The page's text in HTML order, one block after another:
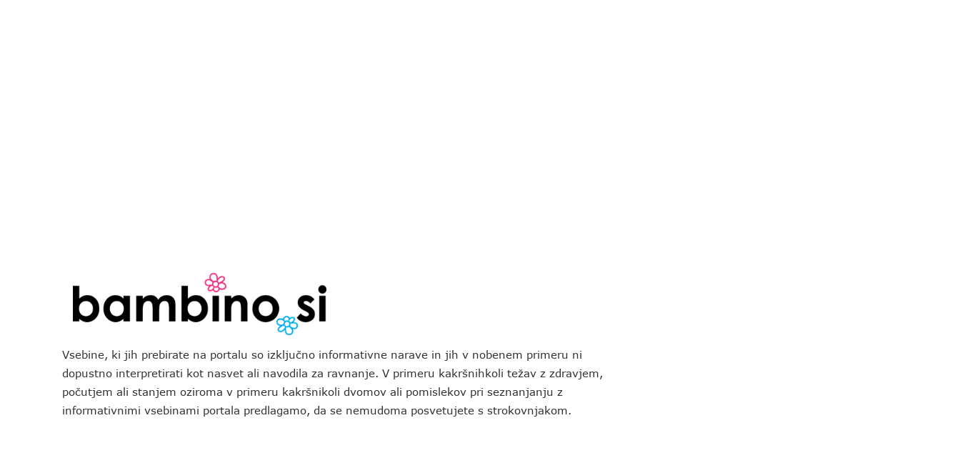
Vsebine, ki jih prebirate na portalu so izključno informativne narave in jih v nobenem primeru ni
dopustno interpretirati kot nasvet ali navodila za ravnanje. V primeru kakršnihkoli težav z zdravjem,
počutjem ali stanjem oziroma v primeru kakršnikoli dvomov ali pomislekov pri seznanjanju z
informativnimi vsebinami portala predlagamo, da se nemudoma posvetujete s strokovnjakom.